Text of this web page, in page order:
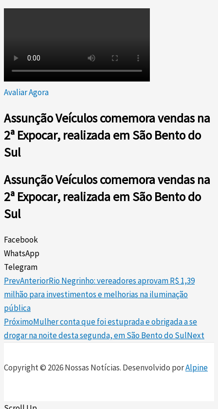
Avaliar Agora
Assunção Veículos comemora vendas na
2ª Expocar, realizada em São Bento do
Sul
Assunção Veículos comemora vendas na
2ª Expocar, realizada em São Bento do
Sul
Facebook
WhatsApp
Telegram
PrevAnteriorRio Negrinho: vereadores aprovam R$ 1,39
milhão para investimentos e melhorias na iluminação
pública
PróximoMulher conta que foi estuprada e obrigada a se
drogar na noite desta segunda, em São Bento do SulNext
Copyright © 2026 Nossas Notícias. Desenvolvido porAlpine